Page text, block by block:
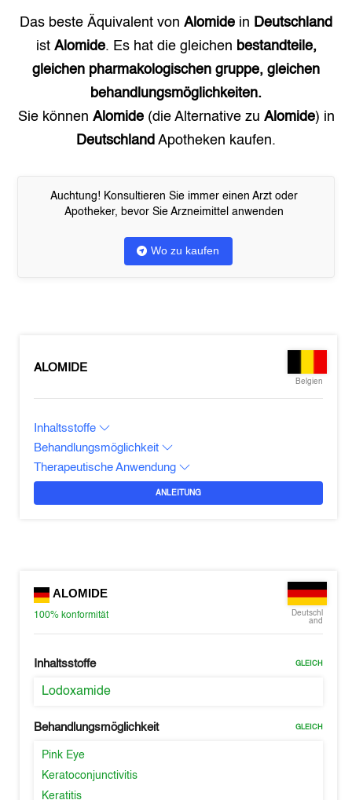
Das beste Äquivalent von Alomide in Deutschland
ist Alomide. Es hat die gleichen bestandteile,
gleichen pharmakologischen gruppe, gleichen
behandlungsmöglichkeiten.
Sie können Alomide(die Alternative zu Alomide) in
Deutschland Apotheken kaufen.
Auchtung! Konsultieren Sie immer einen Arzt oder
Apotheker, bevor Sie Arzneimittel anwenden
Wo zu kaufen
ALOMIDE
Belgien
Inhaltsstoffe
Behandlungsmöglichkeit
Therapeutische Anwendung
ANLEITUNG
ALOMIDE
100% konformität
Deutschl
and
Inhaltsstoffe GLEICH
Lodoxamide
Behandlungsmöglichkeit GLEICH
Pink Eye
Keratoconjunctivitis
Keratitis